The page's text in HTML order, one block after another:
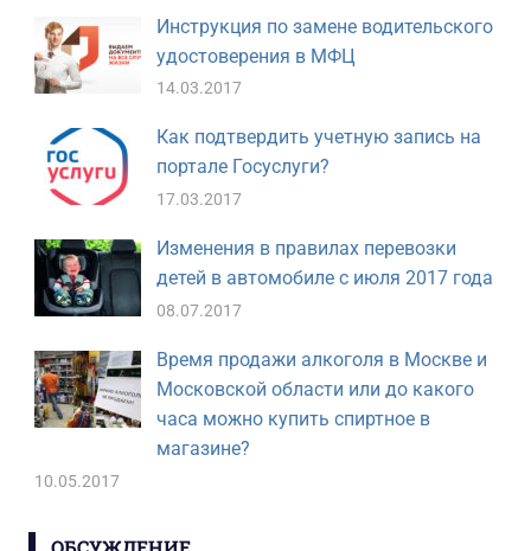
Инструкция по замене водительского
удостоверения в МФЦ
14.03.2017
Как подтвердить учетную запись на
портале Госуслуги?
17.03.2017
Изменения в правилах перевозки
детей в автомобиле с июля 2017 года
08.07.2017
Время продажи алкоголя в Москве и
Московской области или до какого
часа можно купить спиртное в
магазине?
10.05.2017